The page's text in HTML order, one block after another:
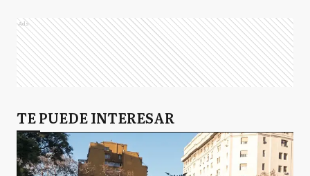
Ads
TE PUEDE INTERESAR